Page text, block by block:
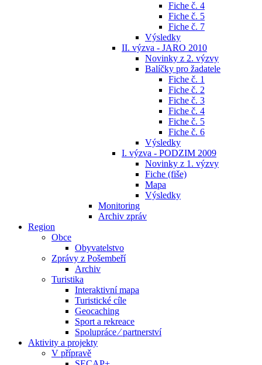
Fiche č. 4
Fiche č. 5
Fiche č. 7
Výsledky
II. výzva - JARO 2010
Novinky z 2. výzvy
Balíčky pro žadatele
Fiche č. 1
Fiche č. 2
Fiche č. 3
Fiche č. 4
Fiche č. 5
Fiche č. 6
Výsledky
I. výzva - PODZIM 2009
Novinky z 1. výzvy
Fiche (fiše)
Mapa
Výsledky
Monitoring
Archiv zpráv
Region
Obce
Obyvatelstvo
Zprávy z Pošembeří
Archiv
Turistika
Interaktivní mapa
Turistické cíle
Geocaching
Sport a rekreace
Spolupráce ⁄ partnerství
Aktivity a projekty
V přípravě